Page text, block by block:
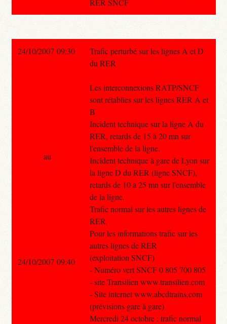
RER SNCF
24/10/2007 09:30
Trafic perturbé sur les lignes A et D
du RER
Les interconnexions RATP/SNCF
sont rétablies sur les lignes RER A et
B
Incident technique sur la ligne A du
RER, retards de 15 à 20 mn sur
l'ensemble de la ligne.
Incident technique à gare de Lyon sur
la ligne D du RER (ligne SNCF),
retards de 10 à 25 mn sur l'ensemble
de la ligne.
Trafic normal sur les autres lignes de
RER.
Pour les informations trafic sur les
autres lignes de RER
(exploitation SNCF)
- Numéro vert SNCF 0 805 700 805
- site Transilien www.transilien.com
- Site internet www.abcdtrains.com
(prévisions gare à gare)
Mercredi 24 octobre : trafic normal
au
24/10/2007 09:40